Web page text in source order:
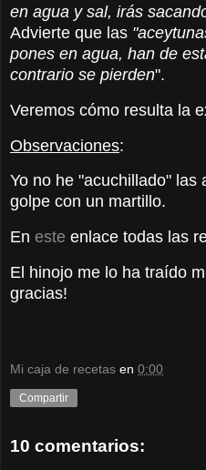
en agua y sal, irás
Advierte que las
pones en agua, han de
contrario se pierden".
Veremos cómo resulta la
Observaciones:
Yo no he "acuchillado" las
golpe con un martillo.
En este enlace todas las
El hinojo me lo ha traído
gracias!
Mi caja de recetas en 0:00
Compartir
10 comentarios: